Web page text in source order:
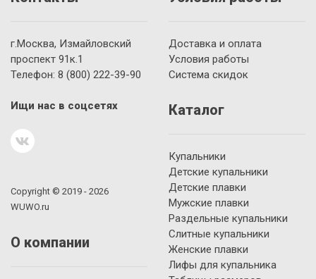
г.Москва, Измайловский
проспект 91к.1
Телефон: 8 (800) 222-39-90
Ищи нас в соцсетях
Copyright © 2019 - 2026
WUWO.ru
О компании
Доставка и оплата
Условия работы
Система скидок
Каталог
Купальники
Детские купальники
Детские плавки
Мужские плавки
Раздельные купальники
Слитные купальники
Женские плавки
Лифы для купальника